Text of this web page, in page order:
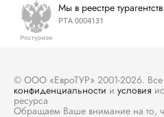
Мы в реестре турагентств
РТА 0004131
© ООО «ЕвроТУР» 2001-2026.
конфиденциальности и условия
ресурса
Обращаем Ваше внимание на то,